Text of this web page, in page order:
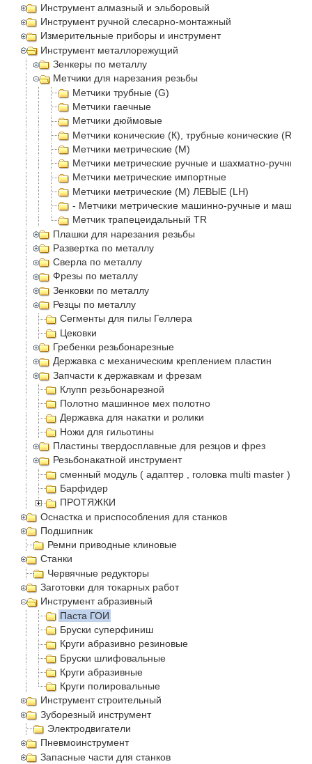
Инструмент алмазный и эльборовый
Инструмент ручной слесарно-монтажный
Измерительные приборы и инструмент
Инструмент металлорежущий
Зенкеры по металлу
Метчики для нарезания резьбы
Метчики трубные (G)
Метчики гаечные
Метчики дюймовые
Метчики конические (К), трубные конические (Rc)
Метчики метрические (М)
Метчики метрические ручные и шахматно-ручные
Метчики метрические импортные
Метчики метрические (М) ЛЕВЫЕ (LH)
- Метчики метрические машинно-ручные и
Метчик трапецеидальный TR
Плашки для нарезания резьбы
Развертка по металлу
Сверла по металлу
Фрезы по металлу
Зенковки по металлу
Резцы по металлу
Сегменты для пилы Геллера
Цековки
Гребенки резьбонарезные
Державка с механическим креплением пластин
Запчасти к державкам и фрезам
Клупп резьбонарезной
Полотно машинное мех полотно
Державка для накатки и ролики
Ножи для гильотины
Пластины твердосплавные для резцов и фрез
Резьбонакатной инструмент
сменный модуль ( адаптер , головка multi master )
Барфидер
ПРОТЯЖКИ
Оснастка и приспособления для станков
Подшипник
Ремни приводные клиновые
Станки
Червячные редукторы
Заготовки для токарных работ
Инструмент абразивный
Паста ГОИ
Бруски суперфиниш
Круги абразивно резиновые
Бруски шлифовальные
Круги абразивные
Круги полировальные
Инструмент строительный
Зуборезный инструмент
Электродвигатели
Пневмоинструмент
Запасные части для станков